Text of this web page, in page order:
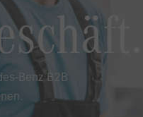
Benz B2B